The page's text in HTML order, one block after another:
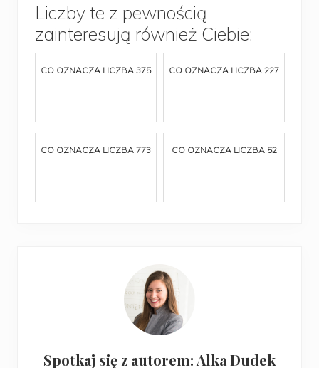
Liczby te z pewnością
zainteresują również Ciebie:
CO OZNACZA LICZBA 375 CO OZNACZA LICZBA 227
CO OZNACZA LICZBA 773 CO OZNACZA LICZBA 52
Spotkaj się z autorem: Alka Dudek